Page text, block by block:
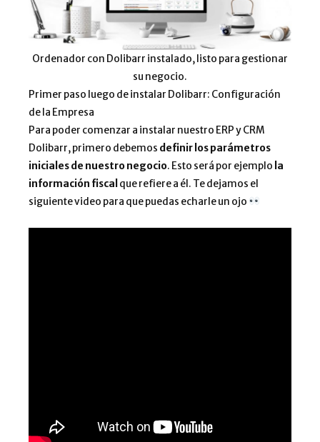
Ordenador con Dolibarr instalado, listo para gestionar
su negocio.
Primer paso luego de instalar Dolibarr: Configuración
de la Empresa
Para poder comenzar a instalar nuestro ERP y CRM
Dolibarr, primero debemos definir los parámetros
iniciales de nuestro negocio. Esto será por ejemplo la
información fiscal que refiere a él. Te dejamos el
siguiente video para que puedas echarle un ojo